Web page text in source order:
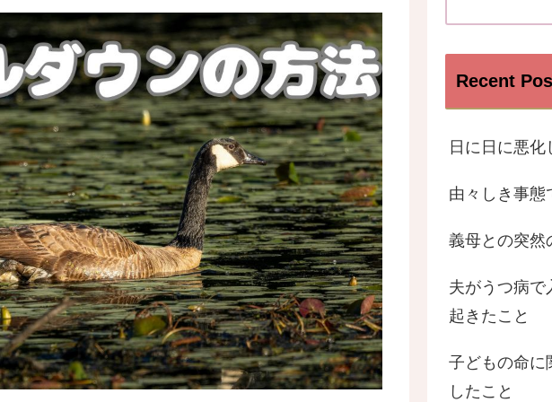
Recent
日に日に悪
由々しき事態
義母との突然
夫がうつ病
起きたこと
子どもの命
したこと